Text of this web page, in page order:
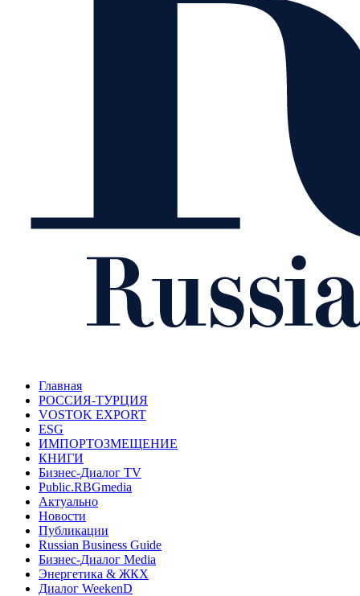
Главная
РОССИЯ-ТУРЦИЯ
VOSTOK EXPORT
ESG
ИМПОРТОЗМЕЩЕНИЕ
КНИГИ
Бизнес-Диалог TV
Public.RBGmedia
Актуально
Новости
Публикации
Russian Business Guide
Бизнес-Диалог Media
Энергетика & ЖКХ
Диалог WeekenD